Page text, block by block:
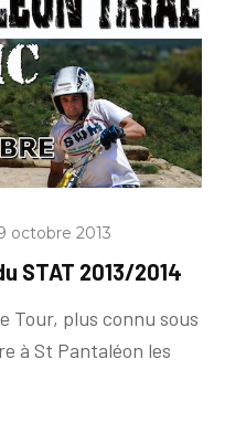
octobre 2013
STAT 2013/2014
Tour, plus connu sous
à St Pantaléon les